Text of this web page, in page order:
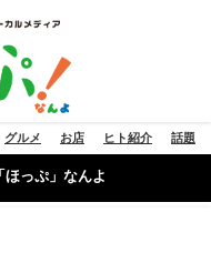
グルメ お店 ヒト紹介 話題
っぷ」なんよ